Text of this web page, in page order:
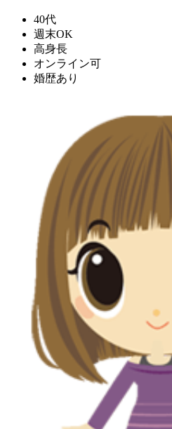
40代
週末OK
高身長
オンライン可
婚歴あり